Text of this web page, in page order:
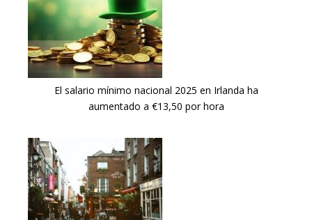
El salario mínimo nacional 2025 en Irlanda ha
aumentado a €13,50 por hora